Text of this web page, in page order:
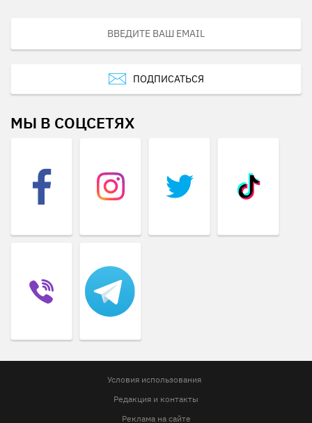
ПОДПИСАТЬСЯ
МЫ В СОЦСЕТЯХ
Условия использования
Редакция и контакты
Реклама на сайте